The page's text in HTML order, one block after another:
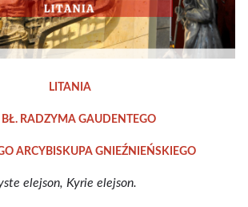
LITANIA
BŁ. RADZYMA GAUDENTEGO
ARCYBISKUPA GNIEŹNIEŃSKIEGO
elejson, Kyrie elejson.